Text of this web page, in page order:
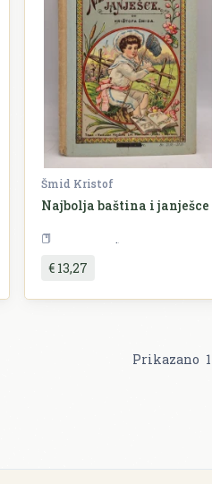
Šmid Kristof
Najbolja baština i janješce
€ 13,27
Prikazano 1